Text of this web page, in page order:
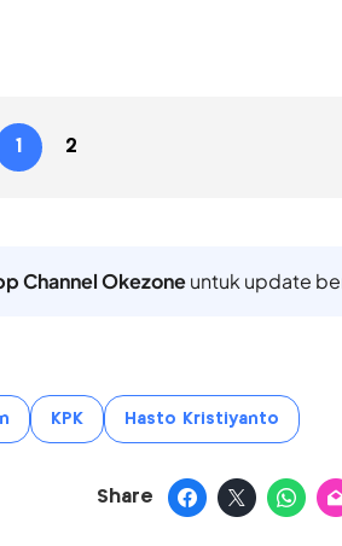
1 2
Channel Okezoneuntuk update
KPK Hasto Kristiyanto
Share